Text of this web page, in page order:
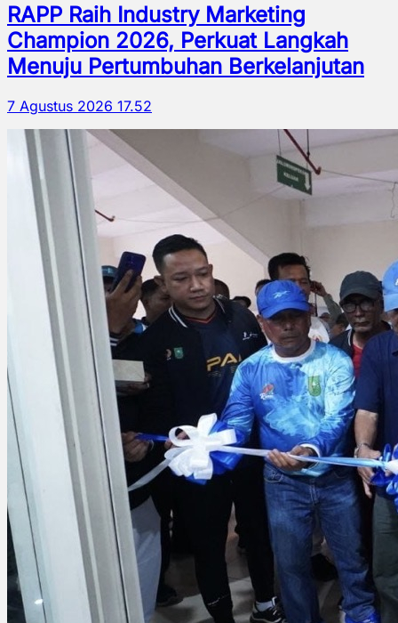
RAPP Raih Industry Marketing
Champion 2026, Perkuat Langkah
Menuju Pertumbuhan Berkelanjutan
7 Agustus 2026 17.52